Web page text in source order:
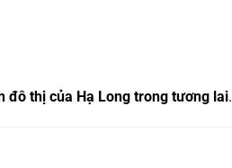
đô thị của Hạ Long trong tương lai.